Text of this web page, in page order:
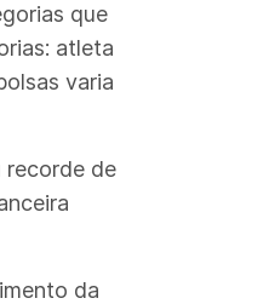
que
atleta
varia
recorde de
da